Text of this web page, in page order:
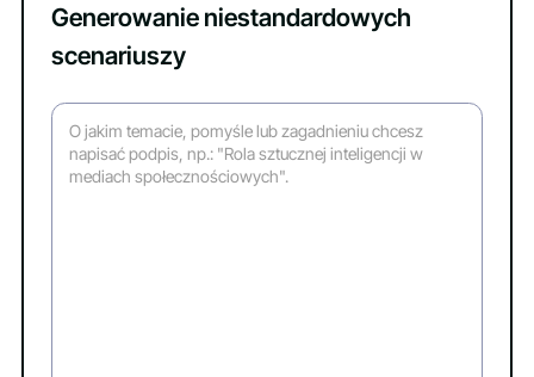
Generowanie niestandardowych
scenariuszy